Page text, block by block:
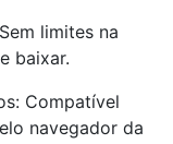
limites na
baixar.
Compatível
navegador da